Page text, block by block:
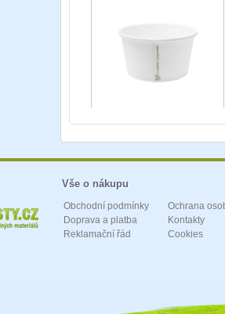
Vše o nákupu
Obchodní podmínky
Doprava a platba
Reklamační řád
Ochrana
Kontakty
Cookies